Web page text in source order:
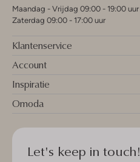
Maandag - Vrijdag 09:00 - 19:00 uur
Zaterdag 09:00 - 17:00 uur
Klantenservice
Account
Inspiratie
Omoda
Let's keep in touch!